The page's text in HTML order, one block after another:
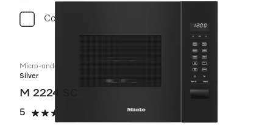
Comparer
Micro-ondes encastrable
Silver
M 2224 SC
5
5 étoiles sur 5
(3 critiques)